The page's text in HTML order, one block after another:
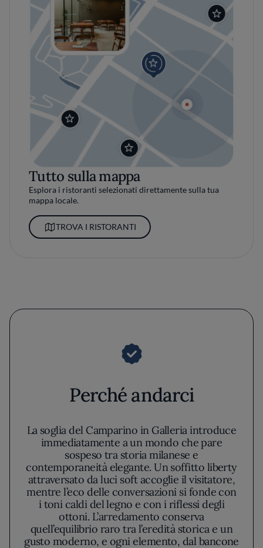
Tutto sulla mappa
Esplora i ristoranti selezionati direttamente sulla tua
mappa locale.
TROVA I RISTORANTI
Perché andarci
La soglia del Camparino in Galleria introduce
immediatamente a un mondo che pare
sospeso tra storia milanese e
contemporaneità elegante. Un soffitto liberty
attraversato da luci soft accoglie il visitatore,
mentre l’eco delle conversazioni si fonde con
i toni caldi del legno e con i riflessi degli
ottoni. L’arredamento conserva
quell’equilibrio raro tra l’eredità storica e un
gusto moderno, e ogni elemento, dal bancone